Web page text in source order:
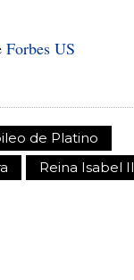
Forbes US
de Platino
Reina Isabel II